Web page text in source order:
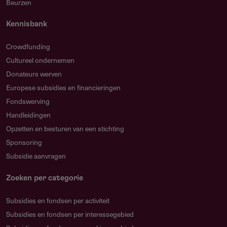
(impact).
FAQ
Wat is het doel van deze subsidie?
Het stimuleren van onderscheidende lokale, regionale
en provinciale journalistiek in Zuid-Holland, om bij te
dragen aan een goed geïnformeerde samenleving en
functionerende democratie.
Wie kan aanvragen?
Natuurlijke personen en mediaorganisaties met een
redactiestatuut die actief zijn in Zuid-Holland.
Zelfstandige journalisten dienen aan te vragen in
coproductie met een mediaorganisatie.
Hoeveel kan ik aanvragen?
Beurzen
Kennisbank
Crowdfunding
Cultureel ondernemen
Donateurs werven
Europese subsidies en financieringen
Fondswerving
Handleidingen
Opzetten en besturen van een stichting
Sponsoring
Subsidie aanvragen
Zoeken per categorie
Subsidies en fondsen per activiteit
Subsidies en fondsen per interessegebied